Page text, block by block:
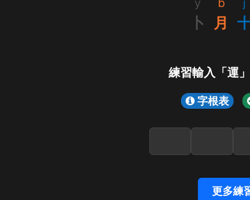
y
卜
b
月
j
練習輸入「運
字根表
更多練